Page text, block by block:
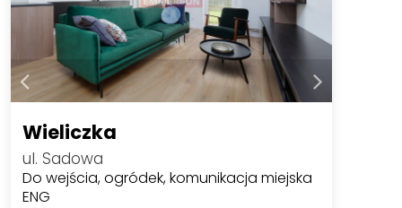
Wieliczka
ul. Sadowa
Do wejścia, ogródek, komunikacja miejska
ENG